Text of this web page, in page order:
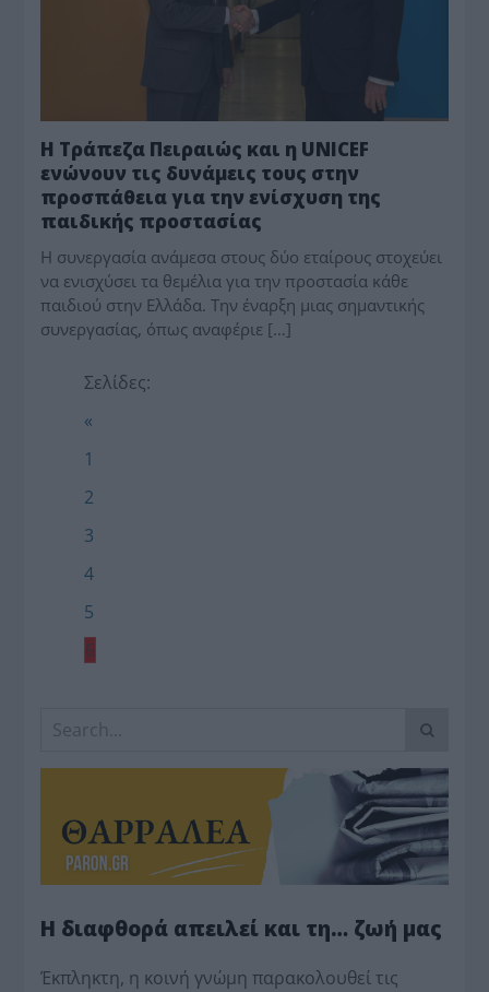
H Τράπεζα Πειραιώς και η UNICEF
ενώνουν τις δυνάμεις τους στην
προσπάθεια για την ενίσχυση της
παιδικής προστασίας
Η συνεργασία ανάμεσα στους δύο εταίρους στοχεύει
να ενισχύσει τα θεμέλια για την προστασία κάθε
παιδιού στην Ελλάδα. Την έναρξη μιας σημαντικής
συνεργασίας, όπως αναφέριε […]
Σελίδες:
«
1
2
3
4
5
6
Η διαφθορά απειλεί και τη… ζωή μας
Έκπληκτη, η κοινή γνώμη παρακολουθεί τις